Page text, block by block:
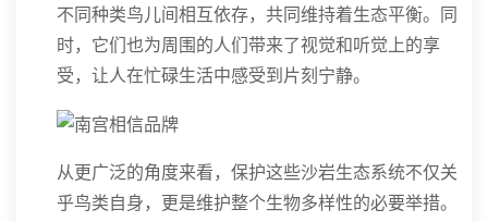
不同种类鸟儿间相互依存，共同维持着生态平衡。同
时，它们也为周围的人们带来了视觉和听觉上的享
受，让人在忙碌生活中感受到片刻宁静。
从更广泛的角度来看，保护这些沙岩生态系统不仅关
乎鸟类自身，更是维护整个生物多样性的必要举措。